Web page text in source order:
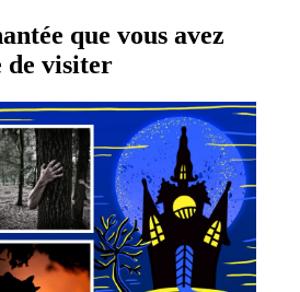
que vous avez
de visiter